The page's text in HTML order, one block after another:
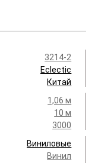
3214-2
Eclectic
Китай
1,06 м
10 м
3000
Виниловые
Винил